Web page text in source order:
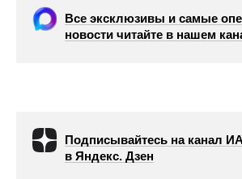
Все эксклюзивы и самые
новости читайте в нашем
Подписывайтесь на канал
в Яндекс. Дзен